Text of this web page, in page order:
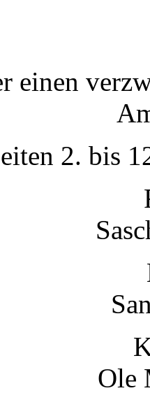
einen
2. bis
Ole